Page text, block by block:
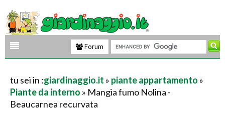
Forum
tu sei in :giardinaggio.it » piante appartamento »
Piante da interno » Mangia fumo Nolina -
Beaucarnea recurvata